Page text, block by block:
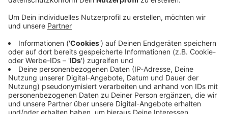
Er ist beim Zusammenstoß mit einer 83-jährigen
Autofahrerin verunglückt, die vom Duffesheider
Weg kommend nach links auf die B57 Richtung
Alsdorf abgebogen ist. Der Motorradfahrer ist aus
Richtung Alsdorf gekommen.
Die Autofahrerin ist laut Polizei unverletzt.